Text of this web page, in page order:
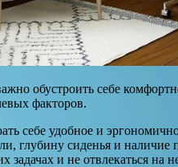
обустроить себе
факторов.
себе удобное и
глубину сиденья и наличие
задачах и не отвлекаться на